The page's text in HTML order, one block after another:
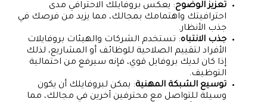
تعزيز الوضوح: يعكس بروفايلك الاحترافي مدى
احترافيتك واهتمامك بمجالك، مما يزيد من فرصك في
جذب الأنظار.
جذب الانتباه: تستخدم الشركات والهيئات بروفايلات
الأفراد لتقييم الصلاحية للوظائف أو المشاريع، لذلك
إذا كان لديك بروفايل قوي، فإنه سيرفع من احتمالية
التوظيف.
توسيع الشبكة المهنية: يمكن لبروفايلك أن يكون
وسيلة للتواصل مع محترفين آخرين في مجالك، مما